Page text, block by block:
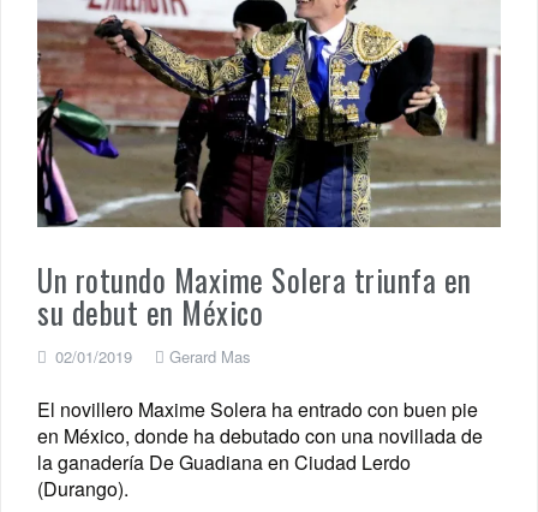
Un rotundo Maxime Solera triunfa en
su debut en México
02/01/2019 Gerard Mas
El novillero Maxime Solera ha entrado con buen pie
en México, donde ha debutado con una novillada de
la ganadería De Guadiana en Ciudad Lerdo
(Durango).